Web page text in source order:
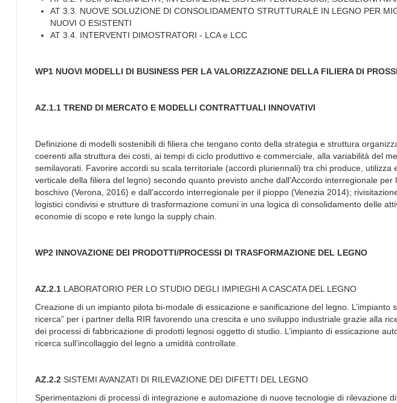
AT 3.3. NUOVE SOLUZIONE DI CONSOLIDAMENTO STRUTTURALE IN LEGNO PER
NUOVI O ESISTENTI
AT 3.4. INTERVENTI DIMOSTRATORI - LCA e LCC
WP1 NUOVI MODELLI DI BUSINESS PER LA VALORIZZAZIONE DELLA FILIERA DI
AZ.1.1 TREND DI MERCATO E MODELLI CONTRATTUALI INNOVATIVI
Definizione di modelli sostenibili di filiera che tengano conto della strategia e struttura
coerenti alla struttura dei costi, ai tempi di ciclo produttivo e commerciale, alla variabilità del
semilavorati. Favorire accordi su scala territoriale (accordi pluriennali) tra chi produce,
verticale della filiera del legno) secondo quanto previsto anche dall'Accordo interregionale per
boschivo (Verona, 2016) e dall'accordo interregionale per il pioppo (Venezia 2014);
logistici condivisi e strutture di trasformazione comuni in una logica di consolidamento delle
economie di scopo e rete lungo la supply chain.
WP2 INNOVAZIONE DEI PRODOTTI/PROCESSI DI TRASFORMAZIONE DEL LEGNO
AZ.2.1 LABORATORIO PER LO STUDIO DEGLI IMPIEGHI A CASCATA DEL LEGNO
Creazione di un impianto pilota bi-modale di essicazione e sanificazione del legno. L’impianto
ricerca” per i partner della RIR favorendo una crescita e uno sviluppo industriale grazie alla
dei processi di fabbricazione di prodotti legnosi oggetto di studio. L’impianto di essicazione
ricerca sull’incollaggio del legno a umidità controllate.
AZ.2.2 SISTEMI AVANZATI DI RILEVAZIONE DEI DIFETTI DEL LEGNO
Sperimentazioni di processi di integrazione e automazione di nuove tecnologie di rilevazione